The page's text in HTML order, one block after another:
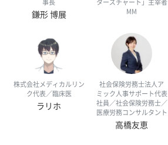
事長
鎌形 博展
ターズチャート」主宰者
MM
株式会社メディカルリン
ク代表／臨床医
ラリホ
社会保険労務士法人ア
ミック人事サポート代表
社員／社会保険労務士／
医療労務コンサルタント
高橋友恵